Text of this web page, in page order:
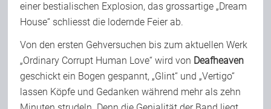
einer bestialischen Explosion, das grossartige „Dream
House“ schliesst die lodernde Feier ab.
Von den ersten Gehversuchen bis zum aktuellen Werk
„Ordinary Corrupt Human Love“ wird von Deafheaven
geschickt ein Bogen gespannt, „Glint“ und „Vertigo“
lassen Köpfe und Gedanken während mehr als zehn